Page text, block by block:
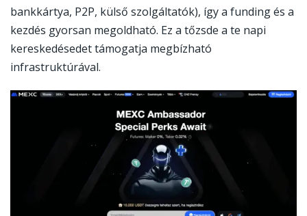
bankkártya, P2P, külső szolgáltatók), így a funding és a
kezdés gyorsan megoldható. Ez a tőzsde a te napi
kereskedésedet támogatja megbízható
infrastruktúrával.